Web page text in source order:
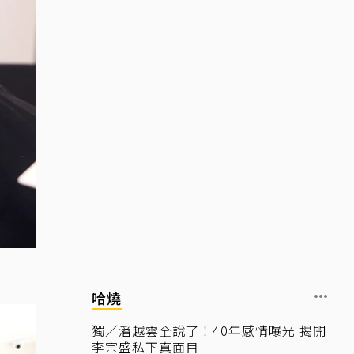
哈燒
獨／潘越雲全說了！40年感情曝光 揭開
李宗盛私下真面目